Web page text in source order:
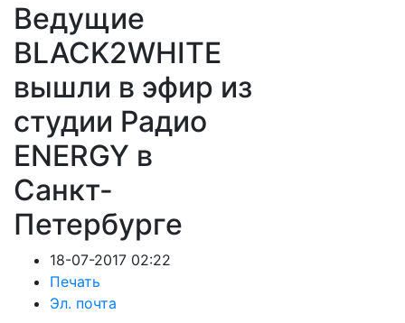
Ведущие
BLACK2WHITE
вышли в эфир из
студии Радио
ENERGY в
Санкт-
Петербурге
18-07-2017 02:22
Печать
Эл. почта